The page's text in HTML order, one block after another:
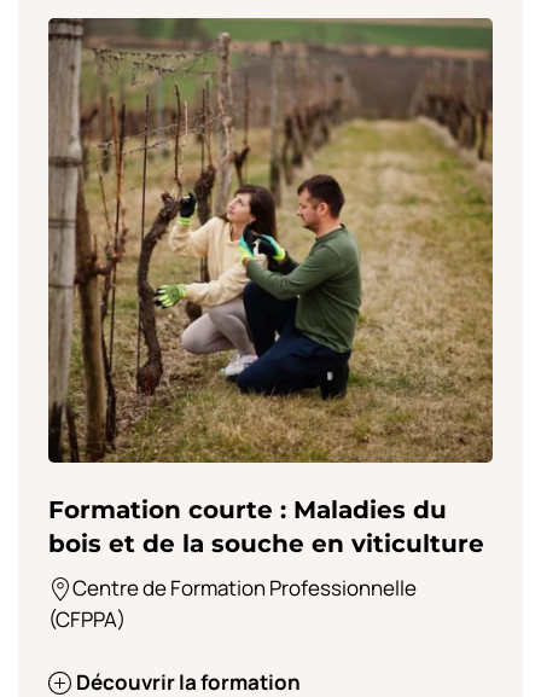
Formation courte : Maladies du
bois et de la souche en viticulture
Centre de Formation Professionnelle
(CFPPA)
Découvrir la formation